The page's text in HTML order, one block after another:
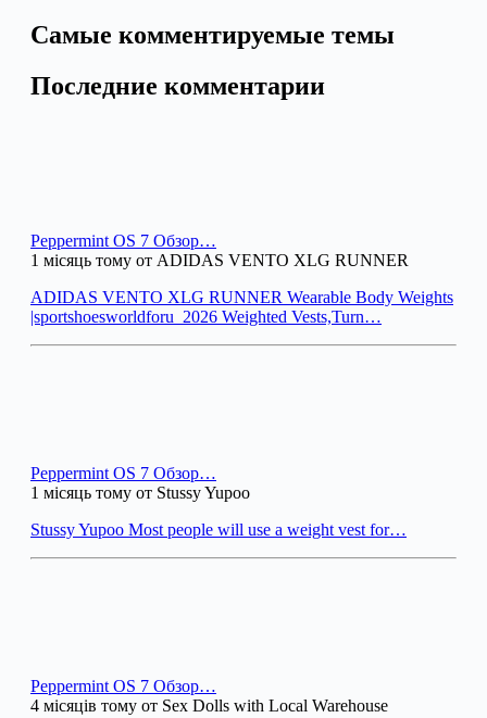
Самые комментируемые темы
Последние комментарии
Peppermint OS 7 Обзор…
1 місяць тому от ADIDAS VENTO XLG RUNNER
ADIDAS VENTO XLG RUNNER Wearable Body Weights
|sportshoesworldforu_2026 Weighted Vests,Turn…
Peppermint OS 7 Обзор…
1 місяць тому от Stussy Yupoo
Stussy Yupoo Most people will use a weight vest for…
Peppermint OS 7 Обзор…
4 місяців тому от Sex Dolls with Local Warehouse